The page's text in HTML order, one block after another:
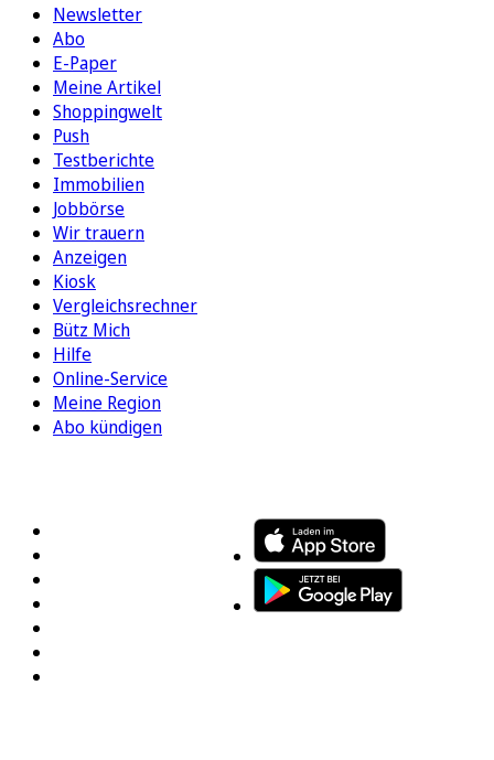
Newsletter
Abo
E-Paper
Meine Artikel
Shoppingwelt
Push
Testberichte
Immobilien
Jobbörse
Wir trauern
Anzeigen
Kiosk
Vergleichsrechner
Bütz Mich
Hilfe
Online-Service
Meine Region
Abo kündigen